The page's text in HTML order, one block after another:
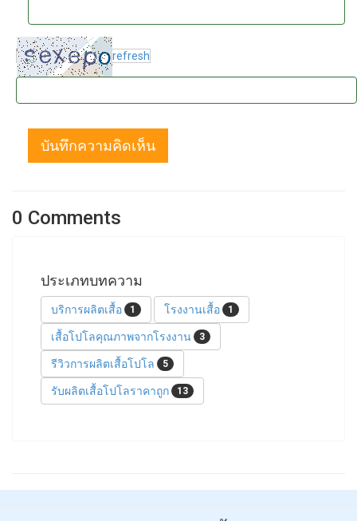
refresh
บันทึกความคิดเห็น
0 Comments
ประเภทบทความ
บริการผลิตเสื้อ 1 โรงงานเสื้อ 1
เสื้อโปโลคุณภาพจากโรงงาน 3
รีวิวการผลิตเสื้อโปโล 5
รับผลิตเสื้อโปโลราคาถูก 13